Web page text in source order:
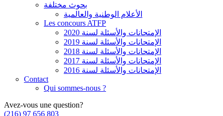
بحوث مختلفة
الأعلام الوطنية والعالمية
Les concours ATFP
الإمتحانات والأسئلة لسنة 2020
الإمتحانات والأسئلة لسنة 2019
الإمتحانات والأسئلة لسنة 2018
الإمتحانات والأسئلة لسنة 2017
الإمتحانات والأسئلة لسنة 2016
Contact
Qui sommes-nous ?
Avez-vous une question?
(216) 97 656 803